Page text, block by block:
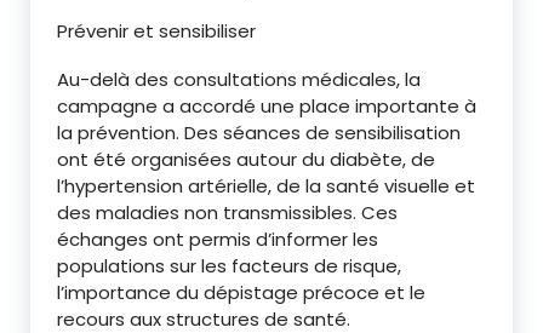
Prévenir et sensibiliser
Au-delà des consultations médicales, la
campagne a accordé une place importante à
la prévention. Des séances de sensibilisation
ont été organisées autour du diabète, de
l’hypertension artérielle, de la santé visuelle et
des maladies non transmissibles. Ces
échanges ont permis d’informer les
populations sur les facteurs de risque,
l’importance du dépistage précoce et le
recours aux structures de santé.